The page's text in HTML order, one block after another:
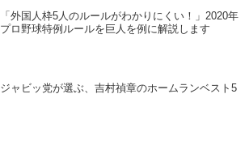
「外国人枠5人のルールがわかりにくい！」2020年
プロ野球特例ルールを巨人を例に解説します
ジャビッ党が選ぶ、吉村禎章のホームランベスト5